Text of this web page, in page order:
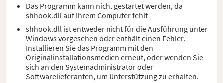
Das Programm kann nicht gestartet werden, da
shhook.dll auf Ihrem Computer fehlt
shhook.dll ist entweder nicht für die Ausführung unter
Windows vorgesehen oder enthält einen Fehler.
Installieren Sie das Programm mit den
Originalinstallationsmedien erneut, oder wenden Sie
sich an den Systemadministrator oder
Softwarelieferanten, um Unterstützung zu erhalten.